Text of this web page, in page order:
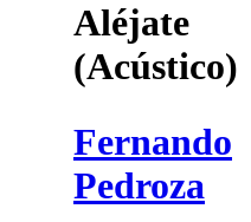
Aléjate
(Acústico)
Fernando
Pedroza